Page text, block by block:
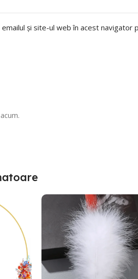
emailul și site-ul web în acest